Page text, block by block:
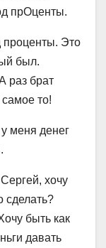
прОценты.
проценты. Это
был.
раз брат
то!
меня денег
хочу
сделать?
быть как
давать